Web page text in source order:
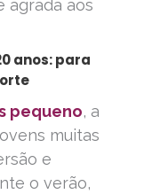
agrada aos
anos: para
pequeno, a
muitas
e
o verão,